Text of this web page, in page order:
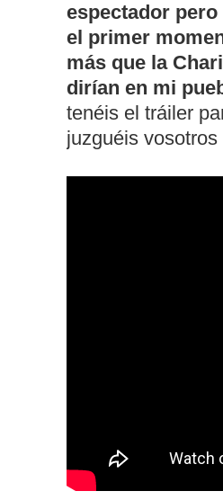
espectador pero
el primer
más que la
dirían en mi
tenéis el tráiler
juzguéis vosotros